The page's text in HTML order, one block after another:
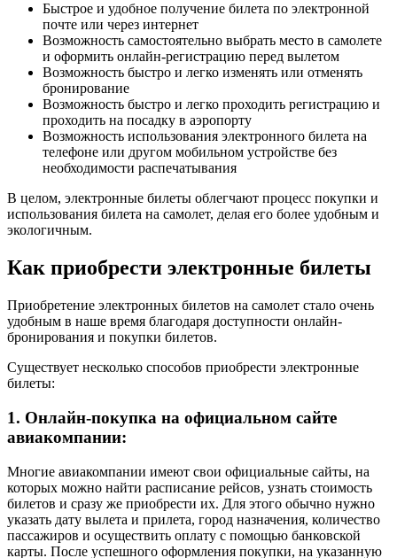
Быстрое и удобное получение билета по электронной
почте или через интернет
Возможность самостоятельно выбрать место в самолете
и оформить онлайн-регистрацию перед вылетом
Возможность быстро и легко изменять или отменять
бронирование
Возможность быстро и легко проходить регистрацию и
проходить на посадку в аэропорту
Возможность использования электронного билета на
телефоне или другом мобильном устройстве без
необходимости распечатывания
В целом, электронные билеты облегчают процесс покупки и
использования билета на самолет, делая его более удобным и
экологичным.
Как приобрести электронные билеты
Приобретение электронных билетов на самолет стало очень
удобным в наше время благодаря доступности онлайн-
бронирования и покупки билетов.
Существует несколько способов приобрести электронные
билеты:
1. Онлайн-покупка на официальном сайте
авиакомпании:
Многие авиакомпании имеют свои официальные сайты, на
которых можно найти расписание рейсов, узнать стоимость
билетов и сразу же приобрести их. Для этого обычно нужно
указать дату вылета и прилета, город назначения, количество
пассажиров и осуществить оплату с помощью банковской
карты. После успешного оформления покупки, на указанную